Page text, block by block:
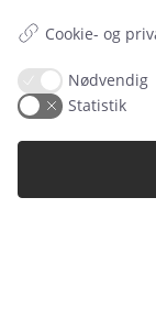
Manualer
Samarbejdspartnere
Referencer
Tlf. nr.59
Cookie- og
Nødvendig
Statistik